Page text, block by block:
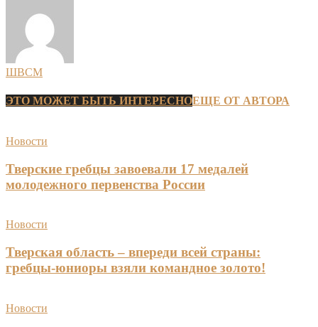
ШВСМ
ЭТО МОЖЕТ БЫТЬ ИНТЕРЕСНОЕЩЕ ОТ АВТОРА
Новости
Тверские гребцы завоевали 17 медалей
молодежного первенства России
Новости
Тверская область – впереди всей страны:
гребцы-юниоры взяли командное золото!
Новости